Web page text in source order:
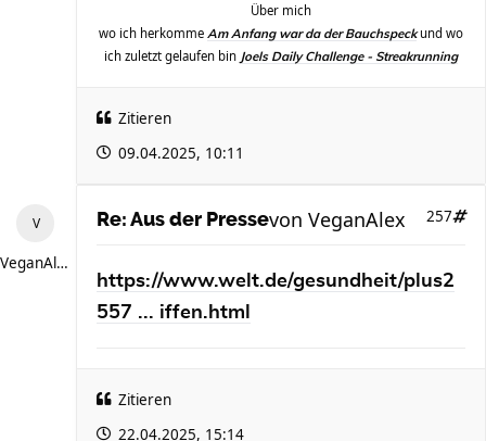
Über mich
wo ich herkomme Am Anfang war da der Bauchspeckund wo
ich zuletzt gelaufen bin Joels Daily Challenge - Streakrunning
Zitieren
09.04.2025, 10:11
VeganAlex
Re: Aus der Presse 257
von VeganAlex
https://www.welt.de/gesundheit/plus2
557 ... iffen.html
Zitieren
22.04.2025, 15:14